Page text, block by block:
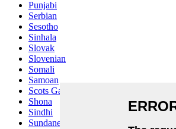
Punjabi
Serbian
Sesotho
Sinhala
Slovak
Slovenian
Somali
Samoan
Scots Gaelic
Shona
Sindhi
Sundanese